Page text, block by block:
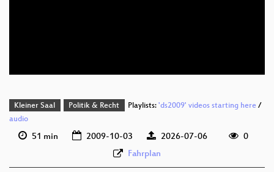
Kleiner Saal Politik & Recht Playlists: 'ds2009' videos starting here/
audio
51 min 2009-10-03 2026-07-06
0
Fahrplan